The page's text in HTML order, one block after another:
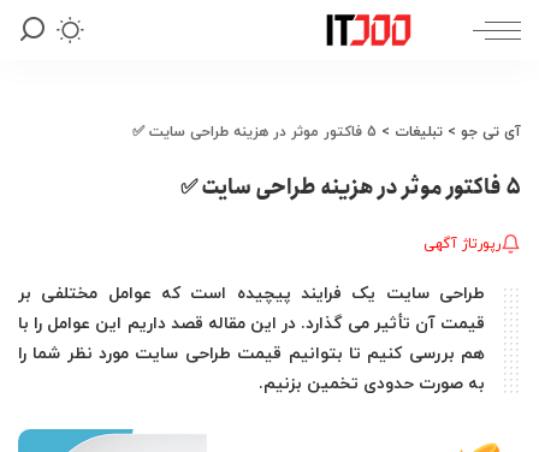
آی تی جو > تبلیغات > 5 فاکتور موثر در هزینه طراحی سایت ✅
5 فاکتور موثر در هزینه طراحی سایت ✅
رپورتاژ آگهی
طراحی سایت یک فرایند پیچیده است که عوامل مختلفی بر
قیمت آن تأثیر می گذارد. در این مقاله قصد داریم این عوامل را با
هم بررسی کنیم تا بتوانیم قیمت طراحی سایت مورد نظر شما را
به صورت حدودی تخمین بزنیم.